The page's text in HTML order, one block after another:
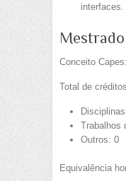
interfaces.
Mestrado
Conceito
Total de
Trabalhos
Outros: 0
Equivalência